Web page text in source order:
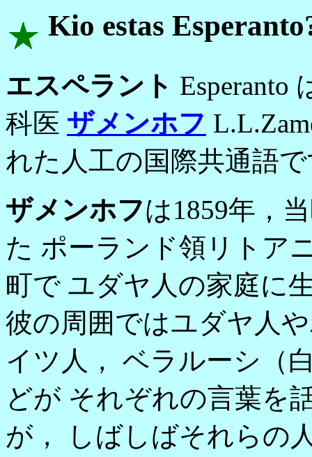
Kio estas
エスペラントEsperanto
科医ザメンホフ
れた人工の国際共通語
ザメンホフは1859年，
た ポーランド領リトア
町で ユダヤ人の家庭に
彼の周囲ではユダヤ人
イツ人， ベラルーシ（
どが それぞれの言葉を
が， しばしばそれらの